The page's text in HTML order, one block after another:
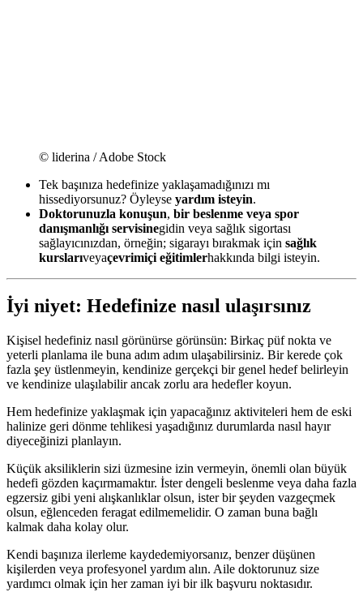
© liderina / Adobe Stock
Tek başınıza hedefinize yaklaşamadığınızı mı
hissediyorsunuz? Öyleyse yardım isteyin.
Doktorunuzla konuşun, bir beslenme veya spor
danışmanlığı servisinegidin veya sağlık sigortası
sağlayıcınızdan, örneğin; sigarayı bırakmak için sağlık
kurslarıveyaçevrimiçi eğitimlerhakkında bilgi isteyin.
İyi niyet: Hedefinize nasıl ulaşırsınız
Kişisel hedefiniz nasıl görünürse görünsün: Birkaç püf nokta ve
yeterli planlama ile buna adım adım ulaşabilirsiniz. Bir kerede çok
fazla şey üstlenmeyin, kendinize gerçekçi bir genel hedef belirleyin
ve kendinize ulaşılabilir ancak zorlu ara hedefler koyun.
Hem hedefinize yaklaşmak için yapacağınız aktiviteleri hem de eski
halinize geri dönme tehlikesi yaşadığınız durumlarda nasıl hayır
diyeceğinizi planlayın.
Küçük aksiliklerin sizi üzmesine izin vermeyin, önemli olan büyük
hedefi gözden kaçırmamaktır. İster dengeli beslenme veya daha fazla
egzersiz gibi yeni alışkanlıklar olsun, ister bir şeyden vazgeçmek
olsun, eğlenceden feragat edilmemelidir. O zaman buna bağlı
kalmak daha kolay olur.
Kendi başınıza ilerleme kaydedemiyorsanız, benzer düşünen
kişilerden veya profesyonel yardım alın. Aile doktorunuz size
yardımcı olmak için her zaman iyi bir ilk başvuru noktasıdır.